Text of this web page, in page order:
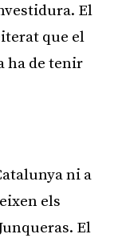
El
que el
ha de tenir
ni a
els
El